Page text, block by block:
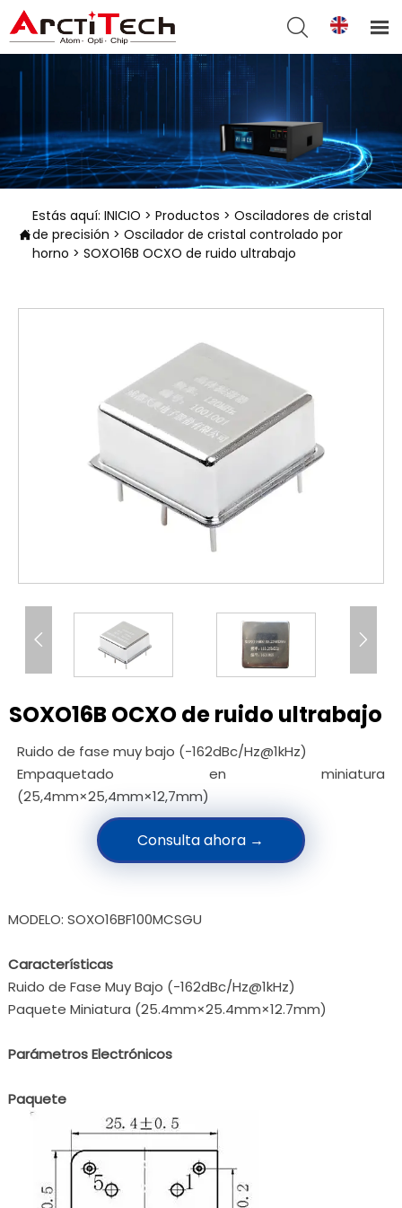
 

Estás aquí: INICIO > Productos > Osciladores de cristal
de precisión > Oscilador de cristal controlado por
horno > SOXO16B OCXO de ruido ultrabajo
 
SOXO16B OCXO de ruido ultrabajo
Ruido de fase muy bajo (-162dBc/Hz@1kHz)
Empaquetado en miniatura
(25,4mm×25,4mm×12,7mm)
Consulta ahora →
MODELO: SOXO16BF100MCSGU
Características
Ruido de Fase Muy Bajo (-162dBc/Hz@1kHz)
Paquete Miniatura (25.4mm×25.4mm×12.7mm)
Parámetros Electrónicos
Paquete